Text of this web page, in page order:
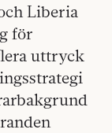
Liberia
för
uttryck